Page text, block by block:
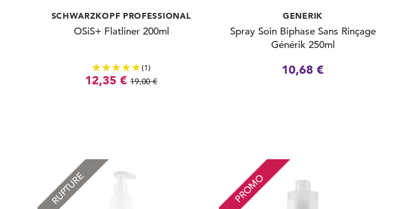
SCHWARZKOPF PROFESSIONAL
OSiS+ Flatliner 200ml
(1)
12,35 € 19,00 €
GENERIK
Spray Soin Biphase Sans Rinçage
Générik 250ml
10,68 €
RUPTURE PROMO